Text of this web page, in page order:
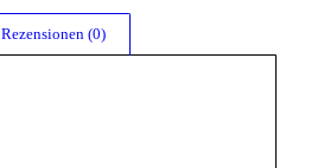
Rezensionen (0)